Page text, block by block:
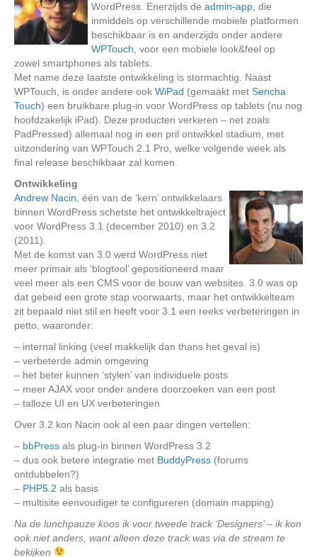
WordPress. Enerzijds de admin-app , die
inmiddels op verschillende mobiele platformen
beschikbaar is en anderzijds onder andere
WPTouch , voor een mobiele look&feel op
zowel smartphones als tablets.
Met name deze laatste ontwikkeling is stormachtig. Naast
WPTouch, is onder andere ook WiPad (gemaakt met Sencha
Touch) een bruikbare plug-in voor WordPress op tablets (nu nog
hoofdzakelijk iPad). Deze producten verkeren – net zoals
PadPressed) allemaal nog in een pril ontwikkel stadium, met
uitzondering van WPTouch 2.1 Pro, welke volgende week als
final release beschikbaar zal komen.
Ontwikkeling
Andrew Nacin , één van de ‘kern’ ontwikkelaars
binnen WordPress schetste het ontwikkeltraject
voor WordPress 3.1 (december 2010) en 3.2
(2011).
Met de komst van 3.0 werd WordPress niet
meer primair als ‘blogtool’ gepositioneerd maar
veel meer als een CMS voor de bouw van websites. 3.0 was op
dat gebeid een grote stap voorwaarts, maar het ontwikkelteam
zit bepaald niet stil en heeft voor 3.1 een reeks verbeteringen in
petto, waaronder:
– internal linking (veel makkelijk dan thans het geval is)
– verbeterde admin omgeving
– het beter kunnen ‘stylen’ van individuele posts
– meer AJAX voor onder andere doorzoeken van een post
– talloze UI en UX verbeteringen
Over 3.2 kon Nacin ook al een paar dingen vertellen:
– bbPress als plug-in binnen WordPress 3.2
– dus ook betere integratie met BuddyPress (forums
ontdubbelen?)
– PHP5.2 als basis
– multisite eenvoudiger te configureren (domain mapping)
Na de lunchpauze koos ik voor tweede track ‘Designers’ – ik kon
ook niet anders, want alleen deze track was via de stream te
bekijken